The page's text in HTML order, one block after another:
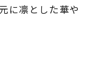
に凛とした華や